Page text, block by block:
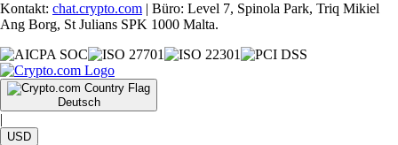
Kontakt: chat.crypto.com | Büro: Level 7, Spinola Park, Triq Mikiel
Ang Borg, St Julians SPK 1000 Malta.
Deutsch
|
USD